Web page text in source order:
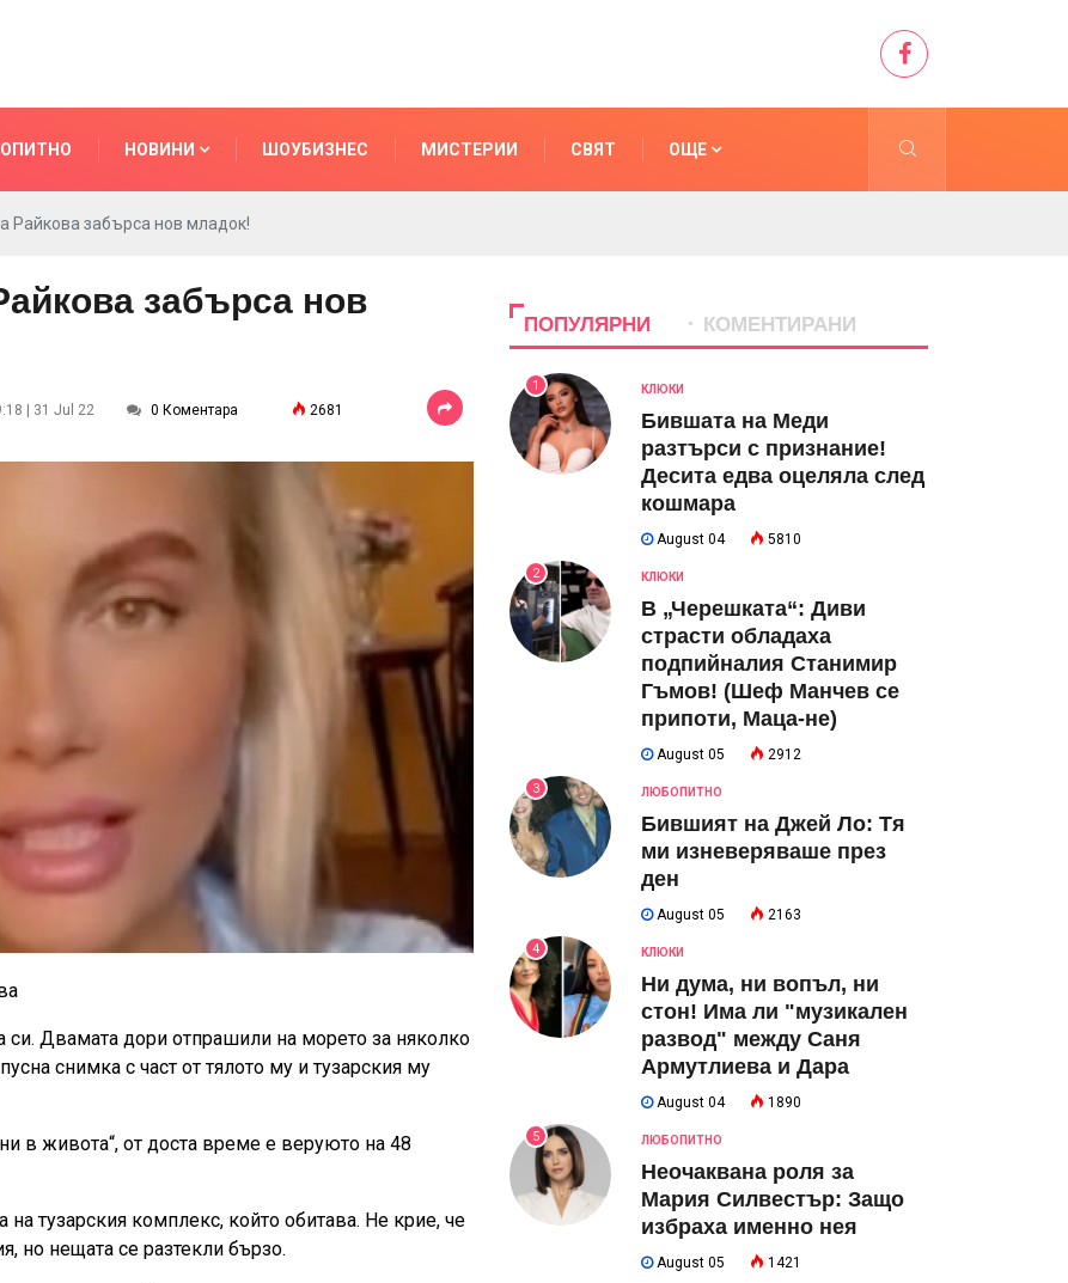
НОВИНИ ШОУБИЗНЕС МИСТЕРИИ СВЯТ ОЩЕ
Райкова забърса нов младок!
забърса нов
| 31 Jul 22 0 Коментара 2681
си. Двамата дори отпрашили на морето за няколко
снимка с част от тялото му и тузарския му
в живота“, от доста време е веруюто на 48
тузарския комплекс, който обитава. Не крие, че
но нещата се разтекли бързо.
ПОПУЛЯРНИ КОМЕНТИРАНИ
1 КЛЮКИ
Бившата на Меди
разтърси с признание!
Десита едва оцеляла след
кошмара
August 04 5810
2 КЛЮКИ
В „Черешката“: Диви
страсти обладаха
подпийналия Станимир
Гъмов! (Шеф Манчев се
припоти, Маца-не)
August 05 2912
3 ЛЮБОПИТНО
Бившият на Джей Ло: Тя
ми изневеряваше през
ден
August 05 2163
4 КЛЮКИ
Ни дума, ни вопъл, ни
стон! Има ли "музикален
развод" между Саня
Армутлиева и Дара
August 04 1890
5 ЛЮБОПИТНО
Неочаквана роля за
Мария Силвестър: Защо
избраха именно нея
August 05 1421